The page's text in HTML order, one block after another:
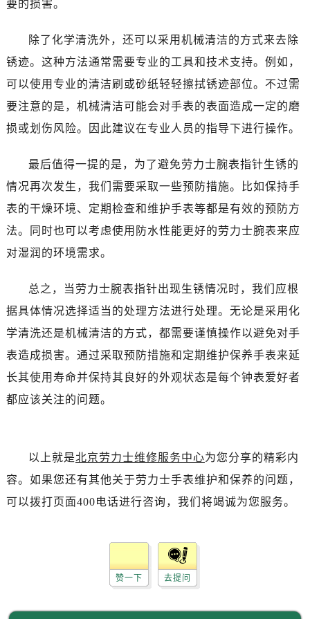
内蒙古自治区呼和浩特市玉泉区大学西街70号华润万象城写字楼（鄂尔多斯大厦）23层2326室（需提前预约）
甘肃省兰州市七里河区西津西路16号兰州中心写字楼21层2102室（需提前预约）
黑龙江省大庆市萨尔图区会战大街劳力士售后服务中心（需提前预约）
黑龙江省鹤岗市向阳区红军路劳力士售后服务中心（需提前预约）
黑龙江省黑河市爱辉区中央街劳力士售后服务中心（需提前预约）
黑龙江省佳木斯市向阳区长安路劳力士售后服务中心（需提前预约）
黑龙江省牡丹江市东安区太平路劳力士售后服务中心（需提前预约）
黑龙江省双鸭山市尖山区新兴大街劳力士售后服务中心（需提前预约）
吉林省白城市洮北区明仁南街劳力士售后服务中心（需提前预约）
吉林省白山市浑江区浑江大街劳力士售后服务中心（需提前预约）
吉林省吉林市船营区河南街劳力士售后服务中心（需提前预约）
吉林省辽源市龙山区人民大街劳力士售后服务中心（需提前预约）
吉林省梅河口市新华街道梅河大街劳力士售后服务中心（需提前预约）
吉林省延边市延吉市解放路劳力士售后服务中心（需提前预约）
辽宁省朝阳市双塔区新华路劳力士售后服务中心（需提前预约）
要的损害。
除了化学清洗外，还可以采用机械清洁的方式来去除
锈迹。这种方法通常需要专业的工具和技术支持。例如，
可以使用专业的清洁刷或砂纸轻轻擦拭锈迹部位。不过需
要注意的是，机械清洁可能会对手表的表面造成一定的磨
损或划伤风险。因此建议在专业人员的指导下进行操作。
最后值得一提的是，为了避免劳力士腕表指针生锈的
情况再次发生，我们需要采取一些预防措施。比如保持手
表的干燥环境、定期检查和维护手表等都是有效的预防方
法。同时也可以考虑使用防水性能更好的劳力士腕表来应
对湿润的环境需求。
总之，当劳力士腕表指针出现生锈情况时，我们应根
据具体情况选择适当的处理方法进行处理。无论是采用化
学清洗还是机械清洁的方式，都需要谨慎操作以避免对手
表造成损害。通过采取预防措施和定期维护保养手表来延
长其使用寿命并保持其良好的外观状态是每个钟表爱好者
都应该关注的问题。
以上就是北京劳力士维修服务中心为您分享的精彩内
容。如果您还有其他关于劳力士手表维护和保养的问题，
可以拨打页面400电话进行咨询，我们将竭诚为您服务。
赞一下 去提问